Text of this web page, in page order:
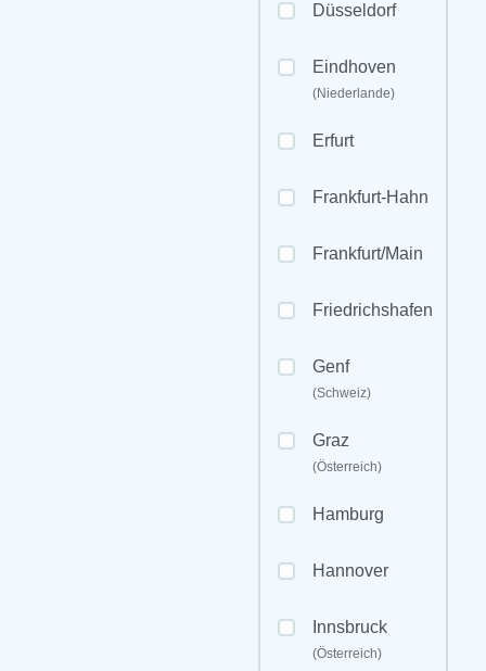
Düsseldorf
Eindhoven
(Niederlande)
Erfurt
Frankfurt-Hahn
Frankfurt/Main
Friedrichshafen
Genf
(Schweiz)
Graz
(Österreich)
Hamburg
Hannover
Innsbruck
(Österreich)